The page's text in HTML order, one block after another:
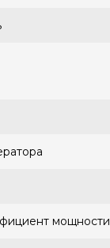
мощности